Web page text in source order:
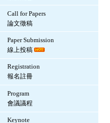
Call for Papers
論文徵稿
Paper Submission
線上投稿
Registration
報名註冊
Program
會議議程
Keynote